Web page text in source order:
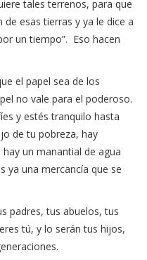
tales terrenos, para que
esas tierras y ya le dice a
un tiempo”. Eso hacen
el papel sea de los
no vale para el poderoso.
y estés tranquilo hasta
de tu pobreza, hay
un manantial de agua
ya una mercancía que se
padres, tus abuelos, tus
tú, y lo serán tus hijos,